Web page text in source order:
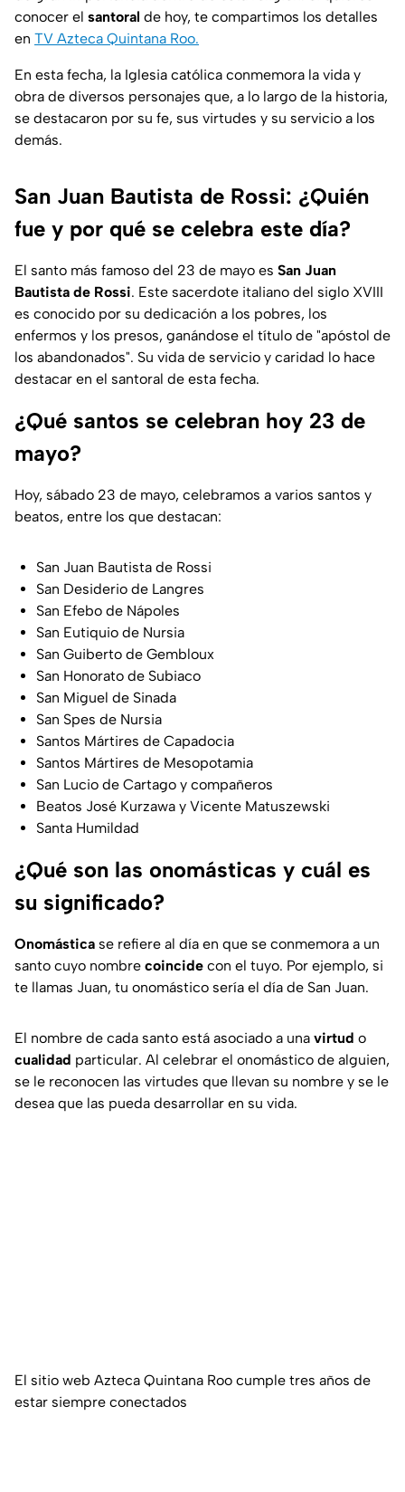
conocer el santoral de hoy, te compartimos los detalles
en TV Azteca Quintana Roo.
En esta fecha, la Iglesia católica conmemora la vida y
obra de diversos personajes que, a lo largo de la historia,
se destacaron por su fe, sus virtudes y su servicio a los
demás.
San Juan Bautista de Rossi: ¿Quién
fue y por qué se celebra este día?
El santo más famoso del 23 de mayo es San Juan
Bautista de Rossi. Este sacerdote italiano del siglo XVIII
es conocido por su dedicación a los pobres, los
enfermos y los presos, ganándose el título de "apóstol de
los abandonados". Su vida de servicio y caridad lo hace
destacar en el santoral de esta fecha.
¿Qué santos se celebran hoy 23 de
mayo?
Hoy, sábado 23 de mayo, celebramos a varios santos y
beatos, entre los que destacan:
San Juan Bautista de Rossi
San Desiderio de Langres
San Efebo de Nápoles
San Eutiquio de Nursia
San Guiberto de Gembloux
San Honorato de Subiaco
San Miguel de Sinada
San Spes de Nursia
Santos Mártires de Capadocia
Santos Mártires de Mesopotamia
San Lucio de Cartago y compañeros
Beatos José Kurzawa y Vicente Matuszewski
Santa Humildad
¿Qué son las onomásticas y cuál es
su significado?
Onomástica se refiere al día en que se conmemora a un
santo cuyo nombre coincide con el tuyo. Por ejemplo, si
te llamas Juan, tu onomástico sería el día de San Juan.
El nombre de cada santo está asociado a una virtud o
cualidad particular. Al celebrar el onomástico de alguien,
se le reconocen las virtudes que llevan su nombre y se le
desea que las pueda desarrollar en su vida.
El sitio web Azteca Quintana Roo cumple tres años de
estar siempre conectados